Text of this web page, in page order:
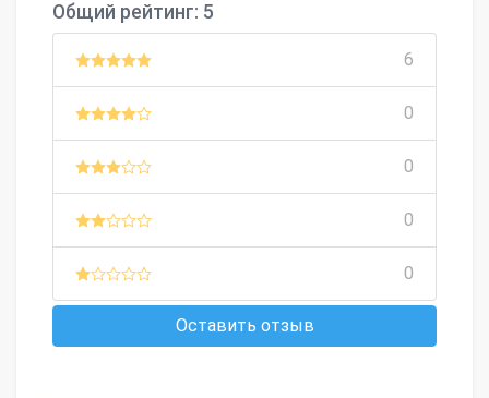
Общий рейтинг: 5
6
0
0
0
0
Оставить отзыв